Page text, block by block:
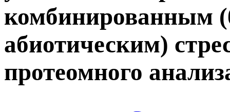
комбинированным
абиотическим)
протеомного